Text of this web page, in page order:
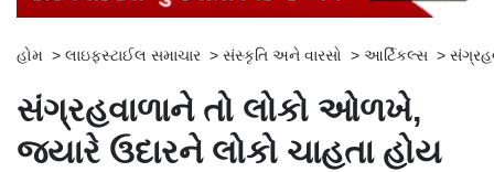
હોમ > લાઇફસ્ટાઈલ સમાચાર > સંસ્કૃતિ અને વારસો > આર્ટિકલ્સ >
સંગ્રહવાળાને તો લોકો ઓળખે,
જ્યારે ઉદારને લોકો ચાહતા હોય